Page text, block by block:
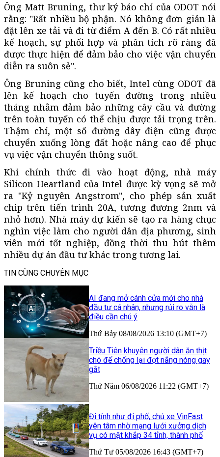
Ông Matt Bruning, thư ký báo chí của ODOT nói
rằng: "Rất nhiều bộ phận. Nó không đơn giản là
đặt lên xe tải và đi từ điểm A đến B. Có rất nhiều
kế hoạch, sự phối hợp và phân tích rõ ràng đã
được thực hiện để đảm bảo cho việc vận chuyển
diễn ra suôn sẻ".
Ông Bruning cũng cho biết, Intel cùng ODOT đã
lên kế hoạch cho tuyến đường trong nhiều
tháng nhằm đảm bảo những cây cầu và đường
trên toàn tuyến có thể chịu được tải trọng trên.
Thậm chí, một số đường dây điện cũng được
chuyển xuống lòng đất hoặc nâng cao để phục
vụ việc vận chuyển thông suốt.
Khi chính thức đi vào hoạt động, nhà máy
Silicon Heartland của Intel được kỳ vọng sẽ mở
ra "Kỷ nguyên Angstrom", cho phép sản xuất
chip trên tiến trình 20A, tương đương 2nm và
nhỏ hơn). Nhà máy dự kiến sẽ tạo ra hàng chục
nghìn việc làm cho người dân địa phương, sinh
viên mới tốt nghiệp, đồng thời thu hút thêm
nhiều dự án đầu tư khác trong tương lai.
TIN CÙNG CHUYÊN MỤC
AI đang mở cánh cửa mới cho nhà
đầu tư cá nhân, nhưng rủi ro vẫn là
điều cần chú ý
Thứ Bảy 08/08/2026 13:10 (GMT+7)
Triều Tiên khuyên người dân ăn thịt
chó để chống lại đợt nắng nóng gay
gắt
Thứ Năm 06/08/2026 11:22 (GMT+7)
Đi tỉnh như đi phố, chủ xe VinFast
yên tâm nhờ mạng lưới xưởng dịch
vụ có mặt khắp 34 tỉnh, thành phố
Thứ Tư 05/08/2026 16:43 (GMT+7)